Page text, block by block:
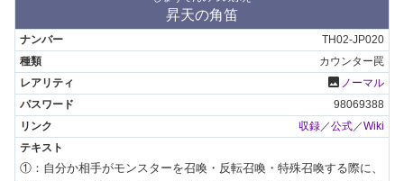
昇天の角笛
TH02-JP020
カウンター罠
photo ノーマル
98069388
収録／公式／Wiki
①：自分か相手がモンスターを召喚・反転召喚・特殊召喚する際に、